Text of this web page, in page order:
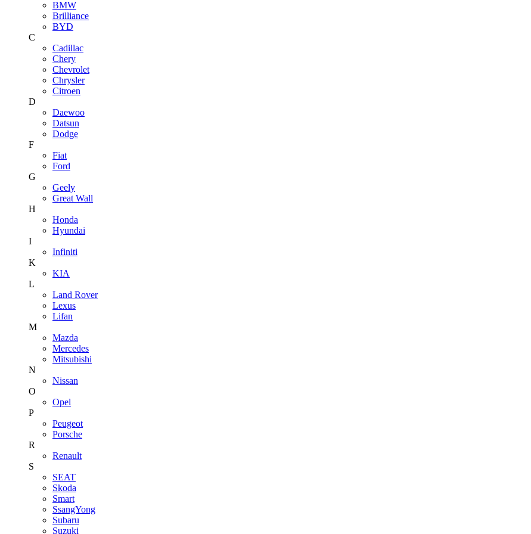
BMW
Brilliance
BYD
C
Cadillac
Chery
Chevrolet
Chrysler
Citroen
D
Daewoo
Datsun
Dodge
F
Fiat
Ford
G
Geely
Great Wall
H
Honda
Hyundai
I
Infiniti
K
KIA
L
Land Rover
Lexus
Lifan
M
Mazda
Mercedes
Mitsubishi
N
Nissan
O
Opel
P
Peugeot
Porsche
R
Renault
S
SEAT
Skoda
Smart
SsangYong
Subaru
Suzuki